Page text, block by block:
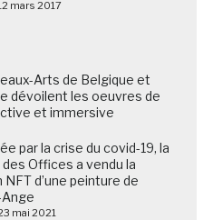
mars 2017
Arts de Belgique et
dévoilent les oeuvres de
et immersive
par la crise du covid-19, la
des Offices a vendu la
d’une peinture de
mai 2021